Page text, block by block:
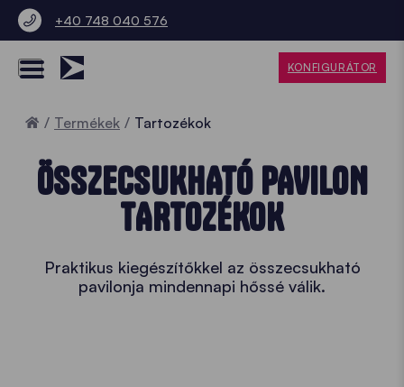
+40 748 040 576
KONFIGURÁTOR
Home
Termékek Tartozékok
ÖSSZECSUKHATÓ PAVILON
TARTOZÉKOK
Praktikus kiegészítőkkel az összecsukható
pavilonja mindennapi hőssé válik.